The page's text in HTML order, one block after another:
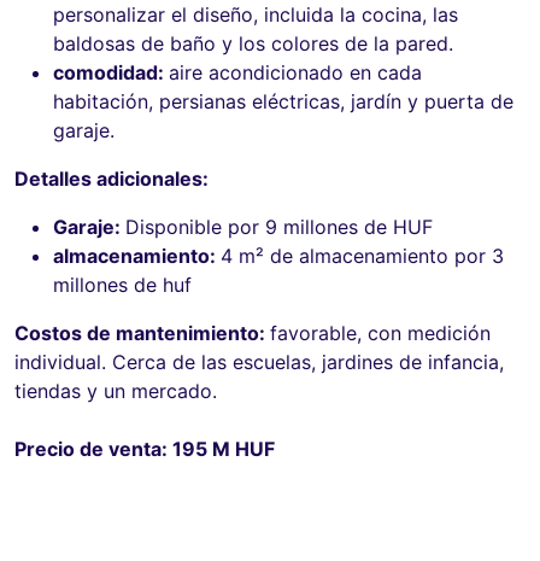
personalizar el diseño, incluida la cocina, las
baldosas de baño y los colores de la pared.
comodidad: aire acondicionado en cada
habitación, persianas eléctricas, jardín y puerta de
garaje.
Detalles adicionales:
Garaje: Disponible por 9 millones de HUF
almacenamiento: 4 m² de almacenamiento por 3
millones de huf
Costos de mantenimiento: favorable, con medición
individual. Cerca de las escuelas, jardines de infancia,
tiendas y un mercado.
Precio de venta: 195 M HUF